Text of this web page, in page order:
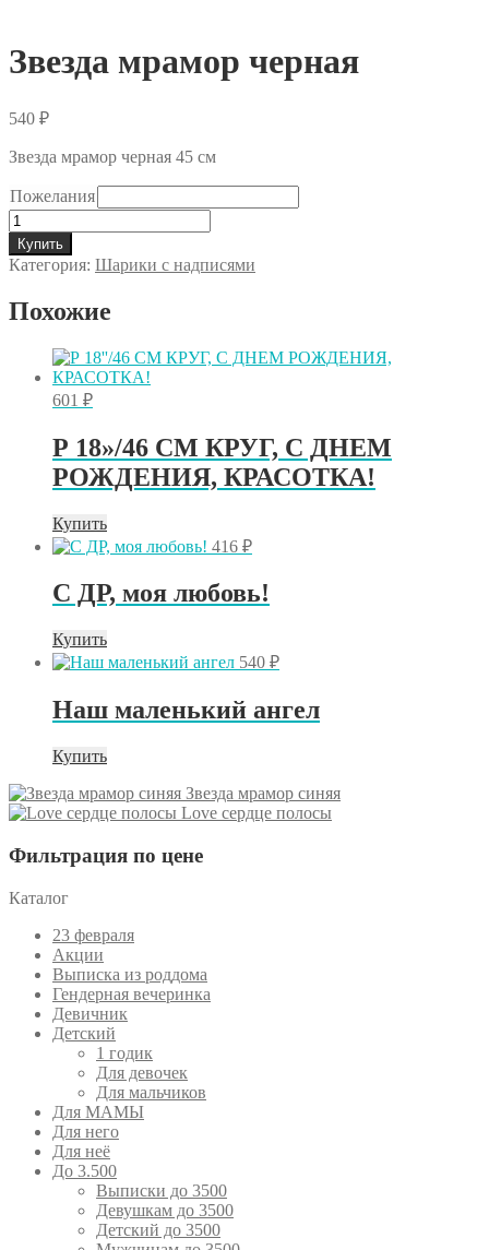
Звезда мрамор черная
540 ₽
Звезда мрамор черная 45 см
Пожелания
Количество
товара
Звезда
мрамор
Купить
Категория: Шарики с надписями
Похожие
601 ₽
Р 18»/46 СМ КРУГ, С ДНЕМ
РОЖДЕНИЯ, КРАСОТКА!
Купить
416 ₽
C ДР, моя любовь!
Купить
540 ₽
Наш маленький ангел
Купить
Звезда мрамор синяя
Love сердце полосы
Фильтрация по цене
Каталог
23 февраля
Акции
Выписка из роддома
Гендерная вечеринка
Девичник
Детский
1 годик
Для девочек
Для мальчиков
Для МАМЫ
Для него
Для неё
До 3.500
Выписки до 3500
Девушкам до 3500
Детский до 3500